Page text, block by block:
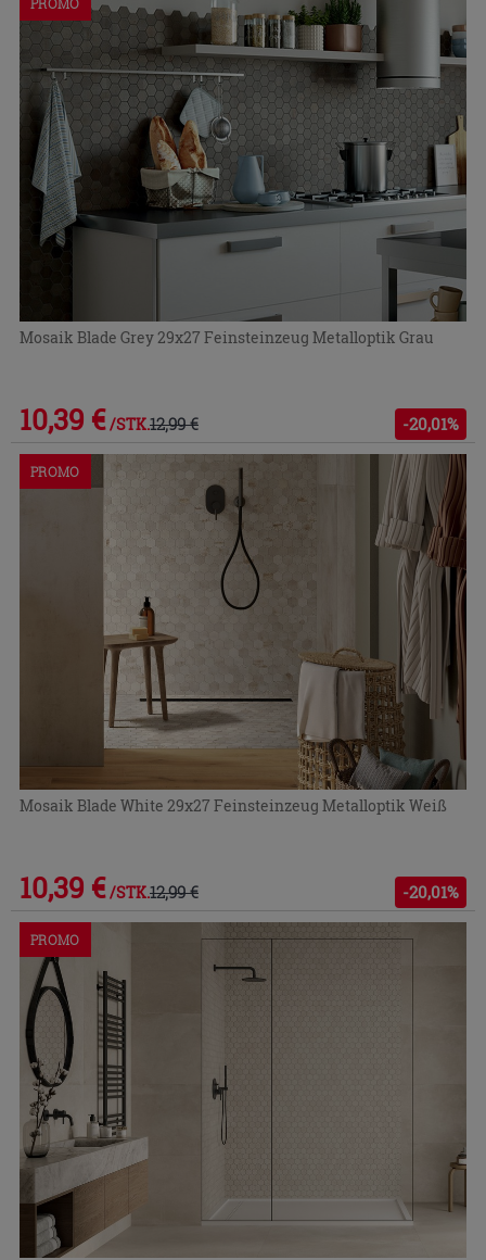
PROMO
Mosaik Blade Grey 29x27 Feinsteinzeug Metalloptik Grau
10,39 € /STK.12,99 € -20,01%
PROMO
Mosaik Blade White 29x27 Feinsteinzeug Metalloptik Weiß
10,39 € /STK.12,99 € -20,01%
PROMO